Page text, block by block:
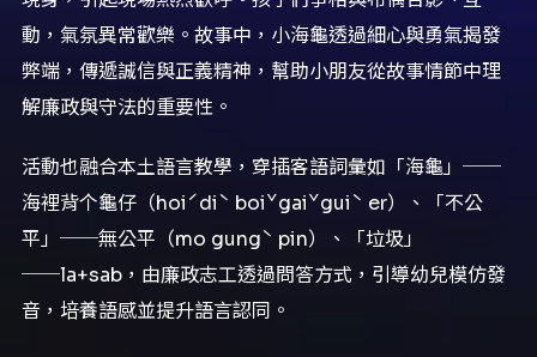
動，氣氛異常歡樂。故事中，小海龜透過細心與勇氣揭發
弊端，傳遞誠信與正義精神，幫助小朋友從故事情節中理
解廉政與守法的重要性。
活動也融合本土語言教學，穿插客語詞彙如「海龜」──
海裡背个龜仔（hoiˊdiˋ boiˇgaiˇguiˋ er）、「不公
平」──無公平（mo gungˋ pin）、「垃圾」
──la+sab，由廉政志工透過問答方式，引導幼兒模仿發
音，培養語感並提升語言認同。